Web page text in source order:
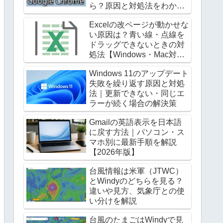
ら？原因と対処法をわかり
やすく解説
Excelの改ページが動かせな
い原因は？青い線・点線を
ドラッグできないときの対
処法【Windows・Mac対
応】
Windows 11のアップデート
失敗を繰り返す原因と対処
法｜更新できない・同じエ
ラーが続く場合の解決策
Gmailの英語表示を日本語
に戻す方法｜パソコン・ス
マホ別に最新手順を解説
【2026年版】
台風情報は米軍（JTWC）
とWindyのどちらを見る？
違いや見方、気象庁との使
い分けを解説
台風のたまごはWindyで見